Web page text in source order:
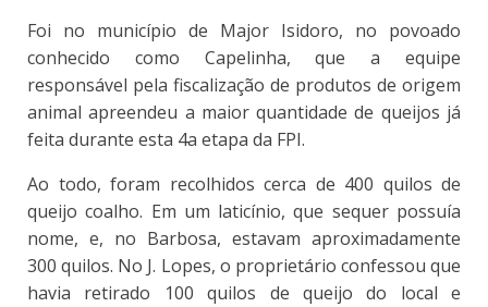
Foi no município de Major Isidoro, no povoado
conhecido como Capelinha, que a equipe
responsável pela fiscalização de produtos de origem
animal apreendeu a maior quantidade de queijos já
feita durante esta 4a etapa da FPI.
Ao todo, foram recolhidos cerca de 400 quilos de
queijo coalho. Em um laticínio, que sequer possuía
nome, e, no Barbosa, estavam aproximadamente
300 quilos. No J. Lopes, o proprietário confessou que
havia retirado 100 quilos de queijo do local e